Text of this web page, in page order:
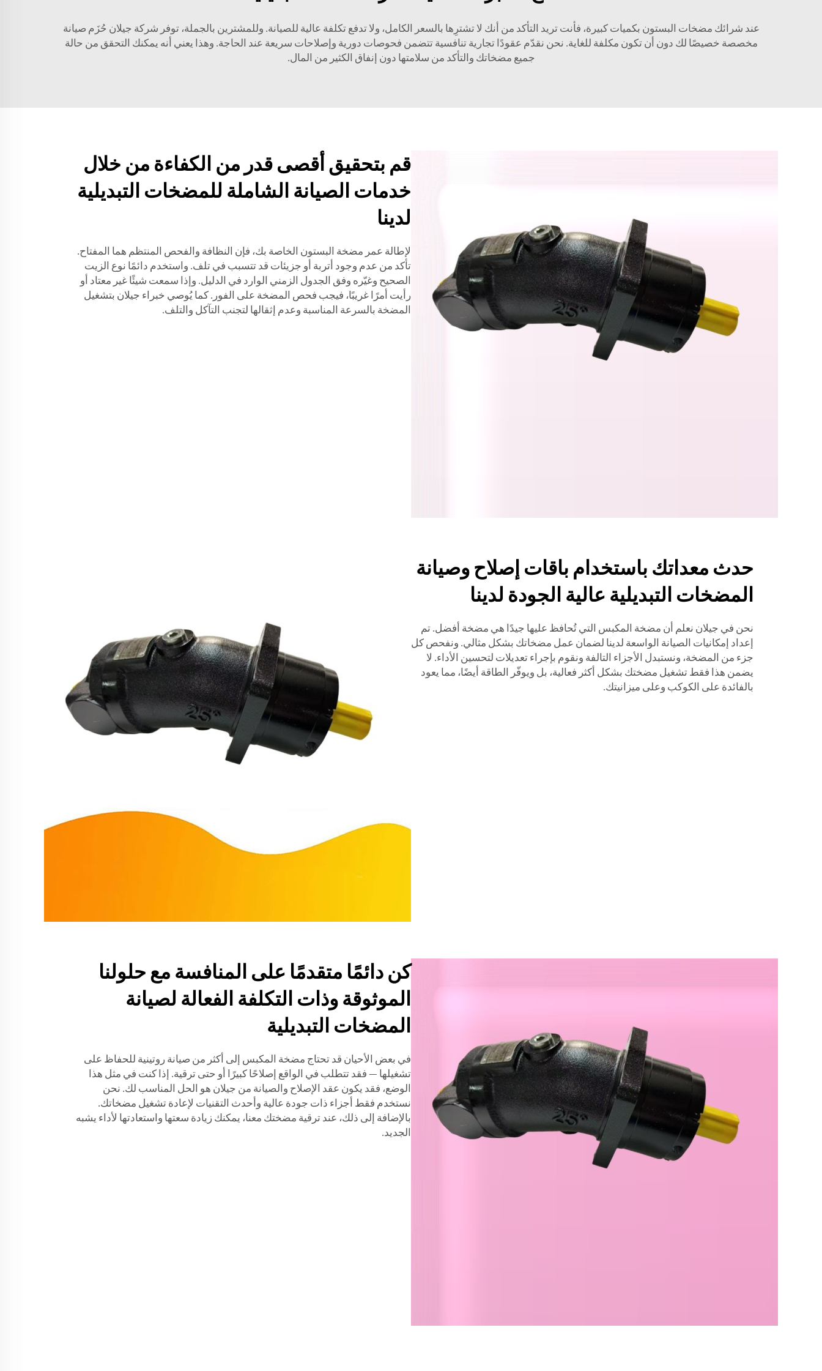
عند شرائك مضخات البستون بكميات كبيرة، فأنت تريد التأكد من أنك لا تشترِها بالسعر الكامل، ولا تدفع تكلفة عالية للصيانة. وللمشترين بالجملة، توفر شركة جيلان حُزَم صيانة
مخصصة خصيصًا لك دون أن تكون مكلفة للغاية. نحن نقدّم عقودًا تجارية تنافسية تتضمن فحوصات دورية وإصلاحات سريعة عند الحاجة. وهذا يعني أنه يمكنك التحقق من حالة
جميع مضخاتك والتأكد من سلامتها دون إنفاق الكثير من المال.
قم بتحقيق أقصى قدر من الكفاءة من خلال
خدمات الصيانة الشاملة للمضخات التبديلية
لدينا
لإطالة عمر مضخة البستون الخاصة بك، فإن النظافة والفحص المنتظم هما المفتاح.
تأكد من عدم وجود أتربة أو جزيئات قد تتسبب في تلف. واستخدم دائمًا نوع الزيت
الصحيح وغيّره وفق الجدول الزمني الوارد في الدليل. وإذا سمعت شيئًا غير معتاد أو
رأيت أمرًا غريبًا، فيجب فحص المضخة على الفور. كما يُوصي خبراء جيلان بتشغيل
المضخة بالسرعة المناسبة وعدم إثقالها لتجنب التآكل والتلف.
حدث معداتك باستخدام باقات إصلاح وصيانة
المضخات التبديلية عالية الجودة لدينا
نحن في جيلان نعلم أن مضخة المكبس التي تُحافظ عليها جيدًا هي مضخة أفضل. تم
إعداد إمكانيات الصيانة الواسعة لدينا لضمان عمل مضخاتك بشكل مثالي. ونفحص كل
جزء من المضخة، ونستبدل الأجزاء التالفة ونقوم بإجراء تعديلات لتحسين الأداء. لا
يضمن هذا فقط تشغيل مضختك بشكل أكثر فعالية، بل ويوفّر الطاقة أيضًا، مما يعود
بالفائدة على الكوكب وعلى ميزانيتك.
كن دائمًا متقدمًا على المنافسة مع حلولنا
الموثوقة وذات التكلفة الفعالة لصيانة
المضخات التبديلية
في بعض الأحيان قد تحتاج مضخة المكبس إلى أكثر من صيانة روتينية للحفاظ على
تشغيلها — فقد تتطلب في الواقع إصلاحًا كبيرًا أو حتى ترقية. إذا كنت في مثل هذا
الوضع، فقد يكون عقد الإصلاح والصيانة من جيلان هو الحل المناسب لك. نحن
نستخدم فقط أجزاء ذات جودة عالية وأحدث التقنيات لإعادة تشغيل مضخاتك.
بالإضافة إلى ذلك، عند ترقية مضختك معنا، يمكنك زيادة سعتها واستعادتها لأداء يشبه
الجديد.